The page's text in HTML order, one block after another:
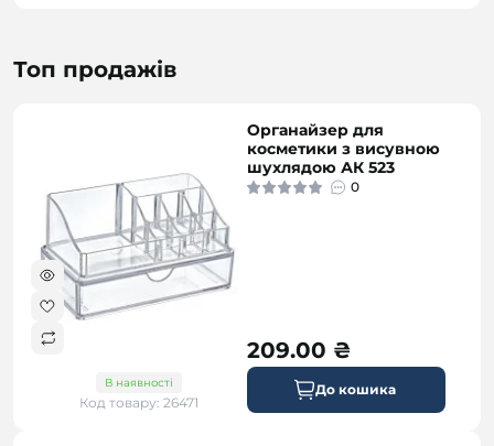
Топ продажів
В наявності
Код товару: 26471
Органайзер для
косметики з висувною
шухлядою АК 523
0
209.00 ₴
До кошика